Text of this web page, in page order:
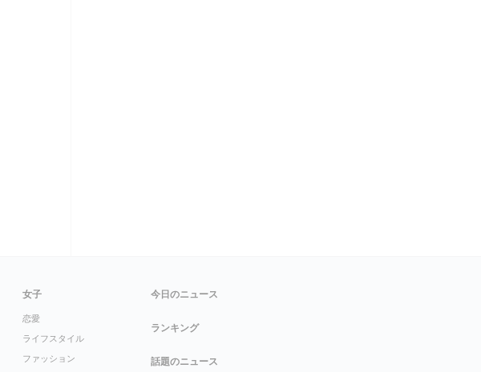
女子
恋愛
ライフスタイル
ファッション
今日のニュース
ランキング
話題のニュース